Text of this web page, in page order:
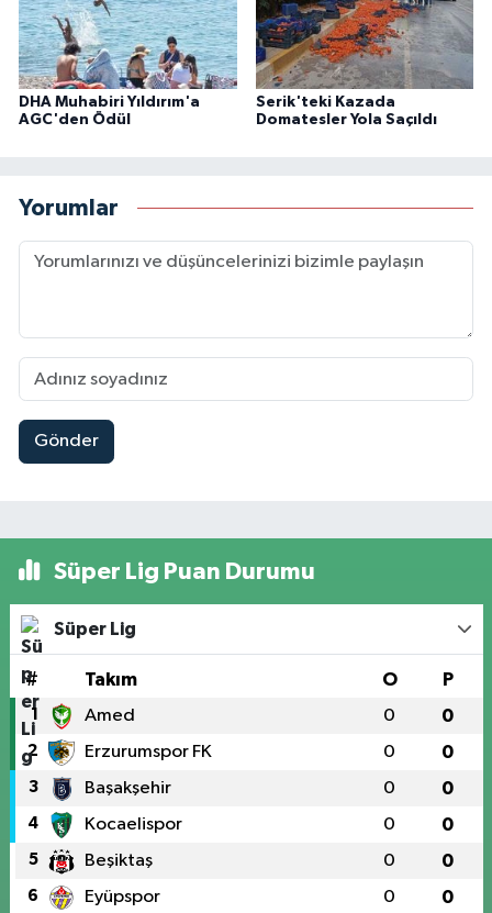
DHA Muhabiri Yıldırım'a
AGC'den Ödül
Serik'teki Kazada
Domatesler Yola Saçıldı
Yorumlar
Gönder
Süper Lig Puan Durumu
Süper Lig
# Takım O P
1 Amed 0 0
2 Erzurumspor FK 0 0
3 Başakşehir 0 0
4 Kocaelispor 0 0
5 Beşiktaş 0 0
6 Eyüpspor 0 0